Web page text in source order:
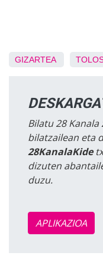
GIZARTEA
Bilatu 28
bilatzailean eta
28KanalaKide
dizuten
duzu.
APLIKAZIOA